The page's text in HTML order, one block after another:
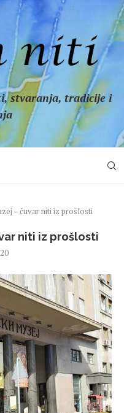
stvaranja, tradicije i
– čuvar niti iz prošlosti
niti iz prošlosti